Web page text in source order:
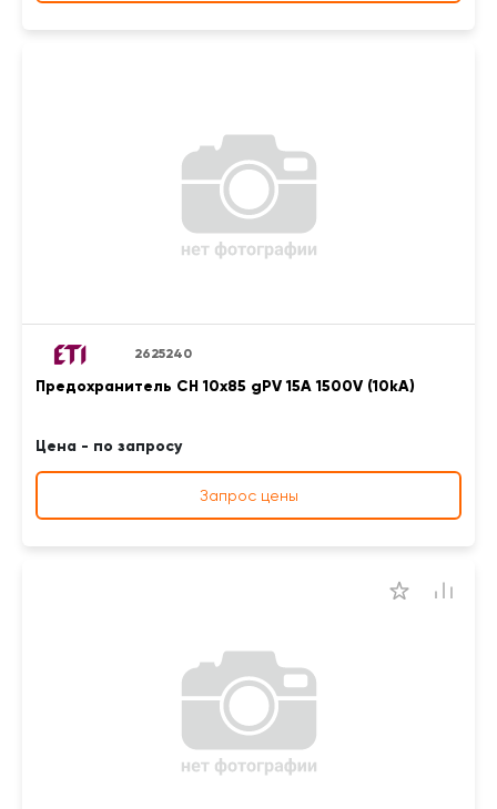
2625240
Предохранитель CH 10x85 gPV 15A 1500V (10kA)
Цена - по запросу
Запрос цены